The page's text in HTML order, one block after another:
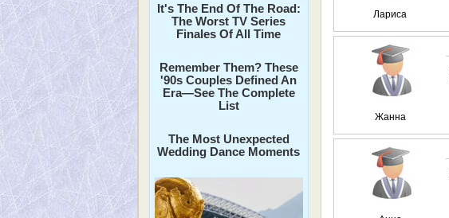
It's The End Of The Road:
The Worst TV Series
Finales Of All Time
Remember Them? These
'90s Couples Defined An
Era—See The Complete
List
The Most Unexpected
Wedding Dance Moments
Лариса
Жанна